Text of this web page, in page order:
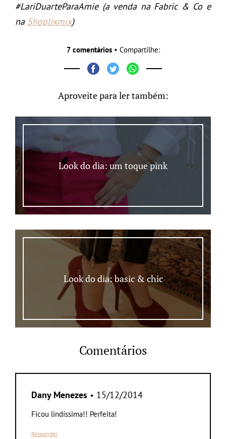
#LariDuarteParaAmie (a venda na Fabric & Co e
na Shoplixmix)
7 comentários• Compartilhe:
Aproveite para ler também:
Look do dia: um toque pink
Look do dia: basic & chic
Comentários
Dany Menezes • 15/12/2014
Ficou lindíssima!! Perfeita!
Responder